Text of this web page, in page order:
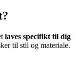
laves specifikt til dig
til stil og materiale.